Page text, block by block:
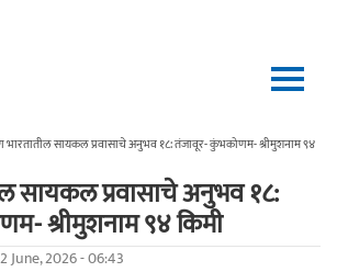
भारतातील सायकल प्रवासाचे अनुभव १८: तंजावूर- कुंभकोणम- श्रीमुशनाम ९४
सायकल प्रवासाचे अनुभव १८:
श्रीमुशनाम ९४ किमी
June, 2026 - 06:43